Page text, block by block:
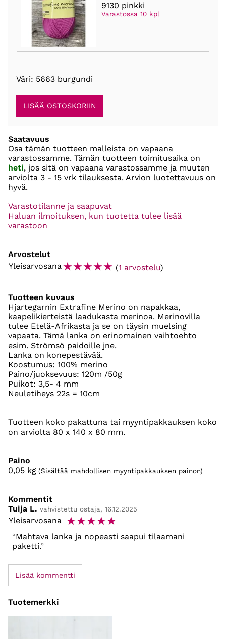
9130 pinkki
Varastossa 10 kpl
Väri: 5663 burgundi
Saatavuus
Osa tämän tuotteen malleista on vapaana
varastossamme. Tämän tuotteen toimitusaika on
heti, jos sitä on vapaana varastossamme ja muuten
arviolta 3 - 15 vrk tilauksesta. Arvion luotettavuus on
hyvä.
Varastotilanne ja saapuvat
Haluan ilmoituksen, kun tuotetta tulee lisää
varastoon
Arvostelut
Yleisarvosana☆☆☆☆☆ (1 arvostelu)
Tuotteen kuvaus
Hjartegarnin Extrafine Merino on napakkaa,
kaapelikierteistä laadukasta merinoa. Merinovilla
tulee Etelä-Afrikasta ja se on täysin muelsing
vapaata. Tämä lanka on erinomainen vaihtoehto
esim. Strömsö paidoille jne.
Lanka on konepestävää.
Koostumus: 100% merino
Paino/juoksevuus: 120m /50g
Puikot: 3,5- 4 mm
Neuletiheys 22s = 10cm
Tuotteen koko pakattuna tai myyntipakkauksen koko
on arviolta 80 x 140 x 80 mm.
Paino
0,05 kg (Sisältää mahdollisen myyntipakkauksen painon)
Kommentit
Tuija L. vahvistettu ostaja, 16.12.2025
Yleisarvosana ☆☆☆☆☆
Mahtava lanka ja nopeasti saapui tilaamani
paketti.
Lisää kommentti
Tuotemerkki